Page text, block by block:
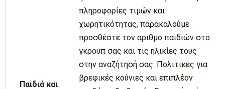
Παιδιά και
πληροφορίες τιμών και
χωρητικότητας, παρακαλούμε
προσθέστε τον αριθμό παιδιών στο
γκρουπ σας και τις ηλικίες τους
στην αναζήτησή σας. Πολιτικές για
βρεφικές κούνιες και επιπλέον